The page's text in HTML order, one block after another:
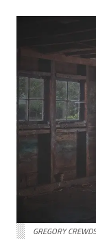
GREGORY